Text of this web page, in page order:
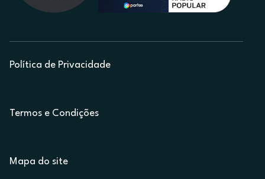
Política de Privacidade
Termos e Condições
Mapa do site